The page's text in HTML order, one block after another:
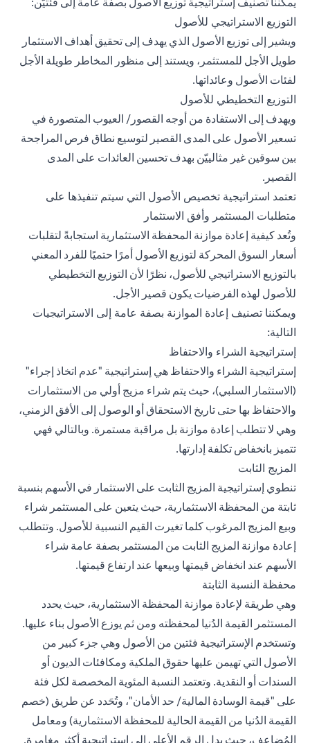
التوزيع الاستراتيجي للأصول
ويشير إلى توزيع الأصول الذي يهدف إلى تحقيق أهداف الاستثمار
طويل الأجل للمستثمر، ويستند إلى منظور المخاطر طويلة الأجل
لفئات الأصول وعائداتها.
التوزيع التخطيطي للأصول
ويهدف إلى الاستفادة من أوجه القصور/ العيوب المتصورة في
تسعير الأصول على المدى القصير لتوسيع نطاق فرص المراجحة
بين سوقين غير مثالييّن بهدف تحسين العائدات على المدى
القصير.
تعتمد استراتيجية تخصيص الأصول التي سيتم تنفيذها على
متطلبات المستثمر وأفق الاستثمار
وتُعد كيفية إعادة موازنة المحفظة الاستثمارية استجابةً لتقلبات
أسعار السوق المحركة لتوزيع الأصول أمرًا حتميًا للفرد المعني
بالتوزيع الاستراتيجي للأصول، نظرًا لأن التوزيع التخطيطي
للأصول لهذه الفرضيات يكون قصير الأجل.
ويمكننا تصنيف إعادة الموازنة بصفة عامة إلى الاستراتيجيات
التالية:
إستراتيجية الشراء والاحتفاظ
إستراتيجية الشراء والاحتفاظ هي إستراتيجية "عدم اتخاذ إجراء"
(الاستثمار السلبي)، حيث يتم شراء مزيج أولي من الاستثمارات
والاحتفاظ بها حتى تاريخ الاستحقاق أو الوصول إلى الأفق الزمني،
وهي لا تتطلب إعادة موازنة بل مراقبة مستمرة. وبالتالي فهي
تتميز بانخفاض تكلفة إدارتها.
المزيج الثابت
تنطوي إستراتيجية المزيج الثابت على الاستثمار في الأسهم بنسبة
ثابتة من المحفظة الاستثمارية، حيث يتعين على المستثمر شراء
وبيع المزيج المرغوب كلما تغيرت القيم النسبية للأصول. وتتطلب
إعادة موازنة المزيج الثابت من المستثمر بصفة عامة شراء
الأسهم عند انخفاض قيمتها وبيعها عند ارتفاع قيمتها.
محفظة النسبة الثابتة
وهي طريقة لإعادة موازنة المحفظة الاستثمارية، حيث يحدد
المستثمر القيمة الدُنيا لمحفظته ومن ثم يوزع الأصول بناء عليها.
وتستخدم الإستراتيجية فئتين من الأصول وهي جزء كبير من
الأصول التي تهيمن عليها حقوق الملكية ومكافئات الديون أو
السندات أو النقدية. وتعتمد النسبة المئوية المخصصة لكل فئة
على "قيمة الوسادة المالية/ حد الأمان"، وتُحَدد عن طريق (خصم
القيمة الدُنيا من القيمة الحالية للمحفظة الاستثمارية) ومعامل
المُضاعِف، حيث يدل الرقم الأعلى إلى إستراتيجية أكثر مغامرة.